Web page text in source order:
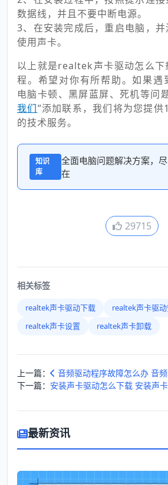
数据线，并且不要中断电源。
3、在安装完成后，重启电脑，
使用声卡。
以上就是realtek声卡驱动怎么下
程。希望对你有所帮助。如果遇
电脑卡顿、黑屏蓝屏、死机等问
我们”添加联系，我们将为您提
的技术服务。
知识
库
全面电脑问题解决方案，尽
在
29715
相关标签
realtek声卡驱动下载
realtek声卡驱
realtek声卡设置
realtek声卡卸载
上一篇：
音频驱动程序故障怎么办 音
下一篇： 安装声卡驱动怎么下载 安装声
最新资讯